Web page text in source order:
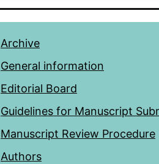
Archive
General information
Editorial Board
Guidelines for Manuscript
Manuscript Review Procedure
Authors